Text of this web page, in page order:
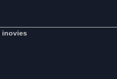
inovies